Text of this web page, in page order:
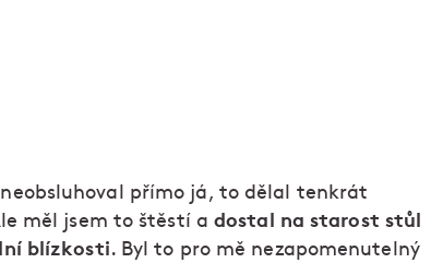
neobsluhoval přímo já, to dělal tenkrát
měl jsem to štěstí adostal na starost stůl
blízkosti. Byl to pro mě nezapomenutelný